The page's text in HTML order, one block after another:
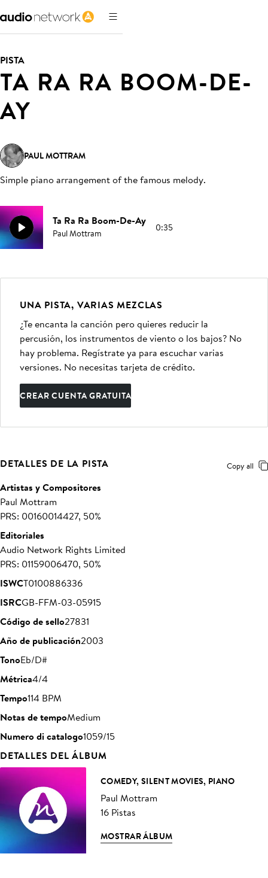
PISTA
TA RA RA BOOM-DE-
AY
PAUL MOTTRAM
Simple piano arrangement of the famous melody.
Ta Ra Ra Boom-De-Ay
Paul Mottram 0:35
UNA PISTA, VARIAS MEZCLAS
¿Te encanta la canción pero quieres reducir la
percusión, los instrumentos de viento o los bajos? No
hay problema. Regístrate ya para escuchar varias
versiones. No necesitas tarjeta de crédito.
CREAR CUENTA GRATUITA
DETALLES DE LA PISTA Copy all
Artistas y Compositores
Paul Mottram
PRS: 00160014427, 50%
Editoriales
Audio Network Rights Limited
PRS: 01159006470, 50%
ISWCT0100886336
ISRCGB-FFM-03-05915
Código de sello27831
Año de publicación2003
TonoEb/D#
Métrica4/4
Tempo114 BPM
Notas de tempoMedium
Numero di catalogo1059/15
DETALLES DEL ÁLBUM
COMEDY, SILENT MOVIES, PIANO
Paul Mottram
16 Pistas
MOSTRAR ÁLBUM